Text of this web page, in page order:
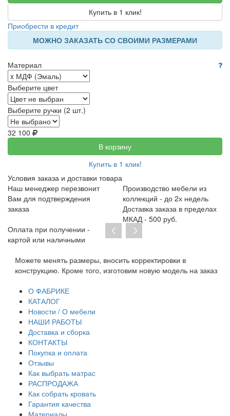
Купить в 1 клик!
Приобрести в кредит
МОЖНО ЗАКАЗАТЬ СО СВОИМИ РАЗМЕРАМИ
Материал
Выберите цвет
Выберите ручки (2 шт.)
32 100
В корзину
Купить в 1 клик!
Условия заказа и доставки товара
Наш менеджер перезвонит
Вам для подтверждения
заказа
Производство мебели из
коллекций - до 2х недель
Доставка заказа в пределах
МКАД - 500 руб.
Оплата при получении -
картой или наличными
в
новую модель на заказ
При отсутствии предоплаты нет
договор на изготовление. От курьера
О ФАБРИКЕ
КАТАЛОГ
Новости / О мебели
НАШИ РАБОТЫ
Доставка и сборка
КОНТАКТЫ
Покупка и оплата
Отзывы
Как выбрать матрас
РАСПРОДАЖА
Как собрать кровать
Гарантия качества
Материалы